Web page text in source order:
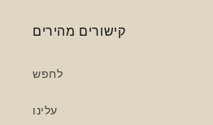
קישורים מהירים
לחפש
עלינו